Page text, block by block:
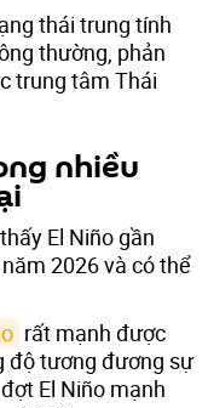
thái trung tính
thường, phản
trung tâm Thái
nhiều
El Niño gần
2026 và có thể
rất mạnh được
độ tương đương sự
El Niño mạnh